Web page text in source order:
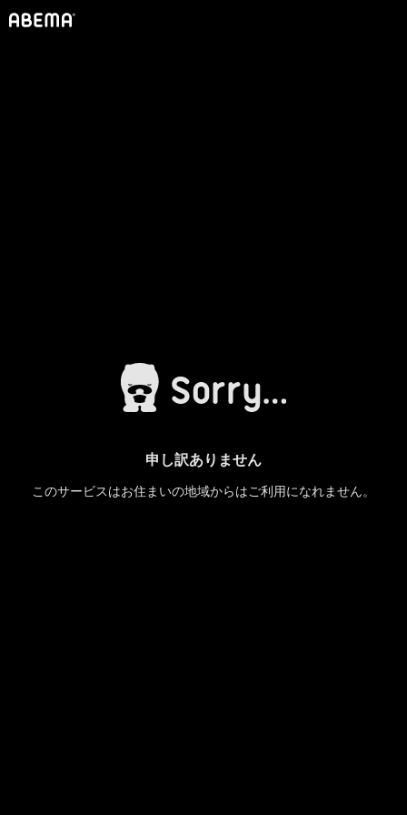
申し訳ありません
このサービスはお住まいの地域からはご利用になれません。